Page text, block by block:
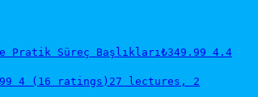
Pratik Süreç Başlıkları ₺349.99 4.4
4 (16 ratings) 27 lectures, 2